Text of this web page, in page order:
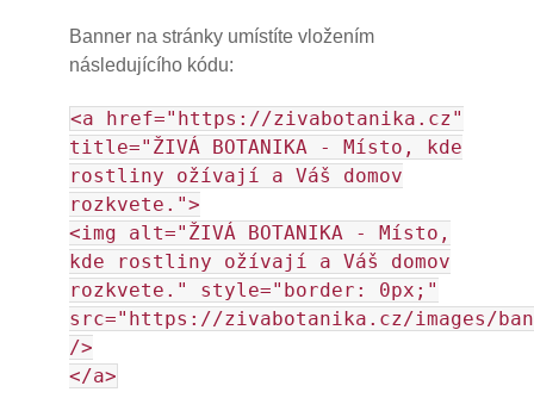
Banner na stránky umístíte vložením
následujícího kódu:
<a href="https://zivabotanika.cz"
title="ŽIVÁ BOTANIKA - Místo, kde
rostliny ožívají a Váš domov
rozkvete.">
<img alt="ŽIVÁ BOTANIKA - Místo,
kde rostliny ožívají a Váš domov
rozkvete." style="border: 0px;"
src="https://zivabotanika.cz/images/
/>
</a>